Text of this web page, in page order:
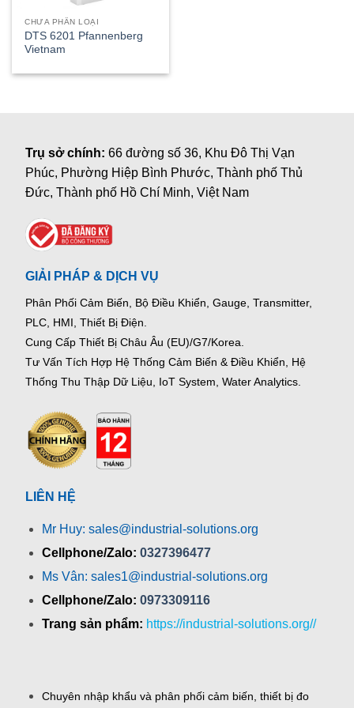
CHƯA PHÂN LOẠI
DTS 6201 Pfannenberg
Vietnam
Trụ sở chính:66 đường số 36, Khu Đô Thị Vạn
Phúc, Phường Hiệp Bình Phước, Thành phố Thủ
Đức, Thành phố Hồ Chí Minh, Việt Nam
GIẢI PHÁP & DỊCH VỤ
Phân Phối Cảm Biến, Bộ Điều Khiển, Gauge, Transmitter,
PLC, HMI, Thiết Bị Điện.
Cung Cấp Thiết Bị Châu Âu (EU)/G7/Korea.
Tư Vấn Tích Hợp Hệ Thống Cảm Biến & Điều Khiển, Hệ
Thống Thu Thập Dữ Liệu, IoT System, Water Analytics.
LIÊN HỆ
Mr Huy: sales@industrial-solutions.org
Cellphone/Zalo: 0327396477
Ms Vân: sales1@industrial-solutions.org
Cellphone/Zalo: 0973309116
Trang sản phẩm: https://industrial-solutions.org//
Chuyên nhập khẩu và phân phối cảm biến, thiết bị đo